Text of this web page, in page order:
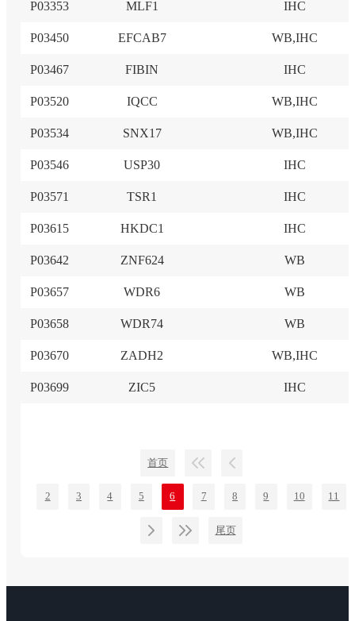
P03353 MLF1 IHC
P03450 EFCAB7 WB,IHC
P03467 FIBIN IHC
P03520 IQCC WB,IHC
P03534 SNX17 WB,IHC
P03546 USP30 IHC
P03571 TSR1 IHC
P03615 HKDC1 IHC
P03642 ZNF624 WB
P03657 WDR6 WB
P03658 WDR74 WB
P03670 ZADH2 WB,IHC
P03699 ZIC5 IHC
首页
2 3 4 5 6 7 8 9 10 11
尾页